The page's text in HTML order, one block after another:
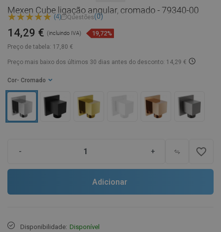
Mexen Cube ligação angular, cromado - 79340-00
(4) Questões(0)
Preço de tabela: 17,80 €
14,29 € (incluindo IVA) 19,72%
Preço mais baixo dos últimos 30 dias antes do desconto: 14,29 €
Cor - Cromado
- + favorite_border
Adicionar
Disponibilidade: Disponível